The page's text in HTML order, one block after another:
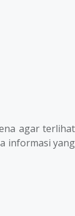
agar terlihat
informasi yang